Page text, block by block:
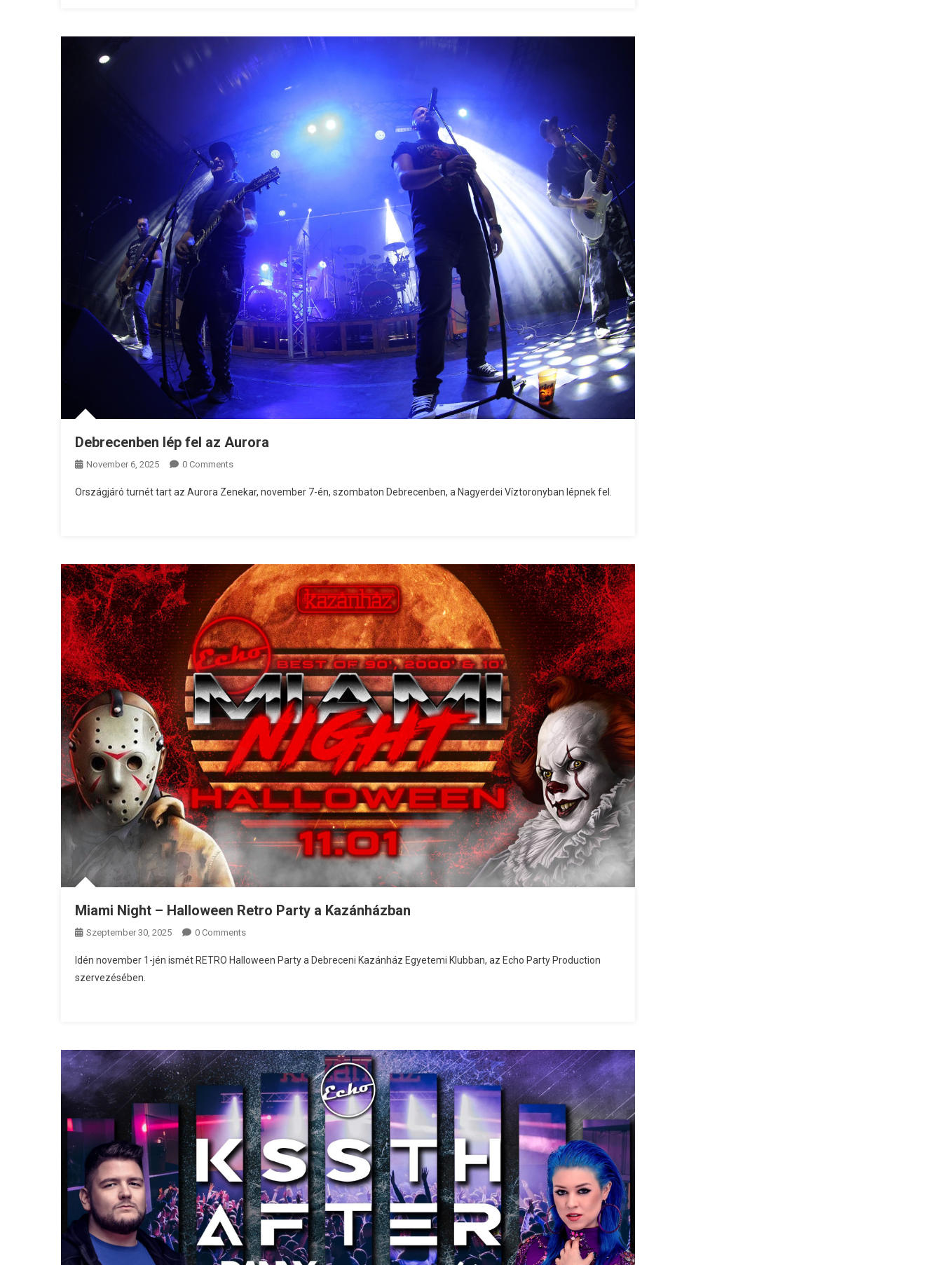
Debrecenben lép fel az Aurora
November 6, 2025 0 Comments
Országjáró turnét tart az Aurora Zenekar, november 7-én, szombaton Debrecenben, a Nagyerdei Víztoronyban lépnek fel.
Miami Night – Halloween Retro Party a Kazánházban
Szeptember 30, 2025 0 Comments
Idén november 1-jén ismét RETRO Halloween Party a Debreceni Kazánház Egyetemi Klubban, az Echo Party Production
szervezésében.